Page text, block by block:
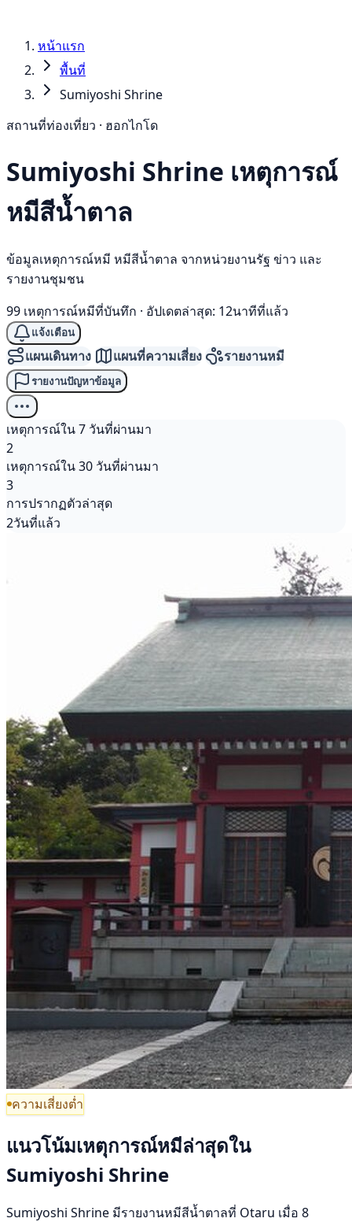
หน้าแรก
พื้นที่
Sumiyoshi Shrine
สถานที่ท่องเที่ยว · ฮอกไกโด
Sumiyoshi Shrine เหตุการณ์
หมีสีน้ำตาล
ข้อมูลเหตุการณ์หมี หมีสีน้ำตาล จากหน่วยงานรัฐ ข่าว และ
รายงานชุมชน
99 เหตุการณ์หมีที่บันทึก · อัปเดตล่าสุด: 12นาทีที่แล้ว
แจ้งเตือน
แผนเดินทาง แผนที่ความเสี่ยง รายงานหมี
รายงานปัญหาข้อมูล
เหตุการณ์ใน 7 วันที่ผ่านมา
2
เหตุการณ์ใน 30 วันที่ผ่านมา
3
การปรากฏตัวล่าสุด
2วันที่แล้ว
ความเสี่ยงต่ำ
แนวโน้มเหตุการณ์หมีล่าสุดใน
Sumiyoshi Shrine
Sumiyoshi Shrine มีรายงานหมีสีน้ำตาลที่ Otaru เมื่อ 8